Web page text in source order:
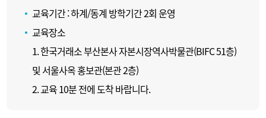
교육기간 : 하계/동계 방학기간 2회 운영
교육장소
1. 한국거래소 부산본사 자본시장역사박물관(BIFC 51층)
및 서울사옥 홍보관(본관 2층)
2. 교육 10분 전에 도착 바랍니다.